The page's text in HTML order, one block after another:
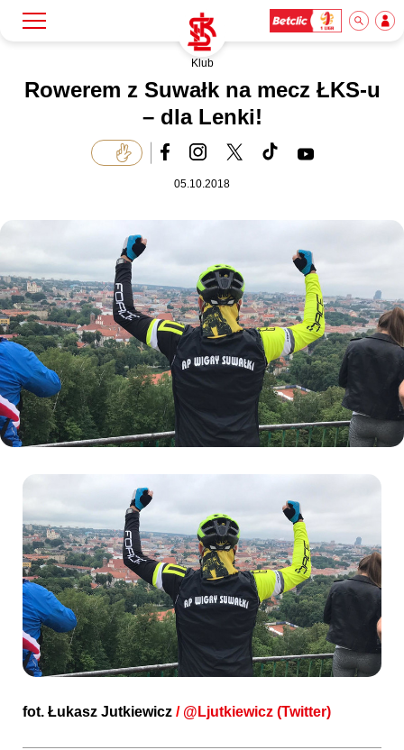
Klub
Akademia
Biznes
Dla mediów
Kibice
SKLEP KUP BILET
Klub
Rowerem z Suwałk na mecz ŁKS-u
– dla Lenki!
05.10.2018
fot. Łukasz Jutkiewicz / @ Ljutkiewicz (Twitter)